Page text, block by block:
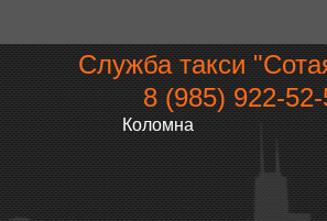
Коломна
Служба такси
8 (985)